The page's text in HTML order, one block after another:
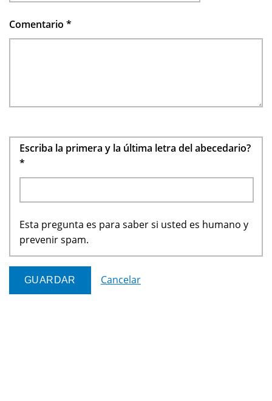
Comentario *
Escriba la primera y la última letra del abecedario?
*
Esta pregunta es para saber si usted es humano y
prevenir spam.
Cancelar